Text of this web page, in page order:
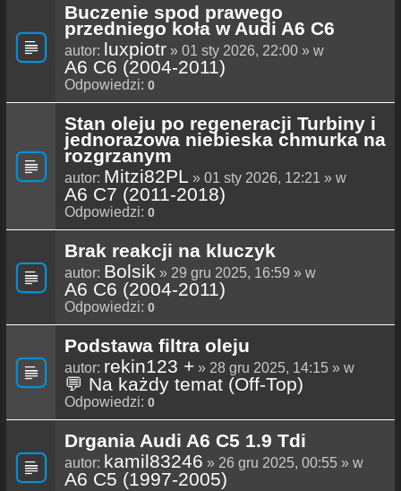
Buczenie spod prawego
przedniego koła w Audi A6 C6
autor: luxpiotr » 01 sty 2026, 22:00 » w
A6 C6 (2004-2011)
Odpowiedzi: 0
Stan oleju po regeneracji Turbiny i
jednorazowa niebieska chmurka na
rozgrzanym
autor: Mitzi82PL » 01 sty 2026, 12:21 » w
A6 C7 (2011-2018)
Odpowiedzi: 0
Brak reakcji na kluczyk
autor: Bolsik » 29 gru 2025, 16:59 » w
A6 C6 (2004-2011)
Odpowiedzi: 0
Podstawa filtra oleju
autor: rekin123 + » 28 gru 2025, 14:15 » w
💬 Na każdy temat (Off-Top)
Odpowiedzi: 0
Drgania Audi A6 C5 1.9 Tdi
autor: kamil83246 » 26 gru 2025, 00:55 » w
A6 C5 (1997-2005)